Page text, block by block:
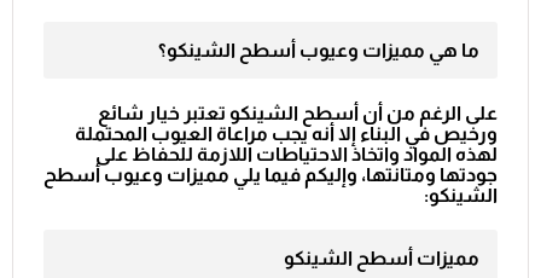
ما هي مميزات وعيوب أسطح الشينكو؟
على الرغم من أن أسطح الشينكو تعتبر خيار شائع
ورخيص في البناء إلا أنه يجب مراعاة العيوب المحتملة
لهذه المواد واتخاذ الاحتياطات اللازمة للحفاظ على
جودتها ومتانتها، وإليكم فيما يلي مميزات وعيوب أسطح
الشينكو:
مميزات أسطح الشينكو